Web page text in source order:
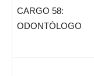
CARGO 58:
ODONTÓLOGO